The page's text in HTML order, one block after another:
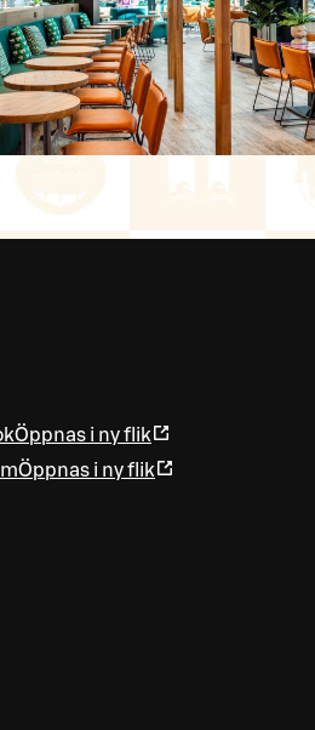
Öppnas i ny flik
Öppnas i ny flik